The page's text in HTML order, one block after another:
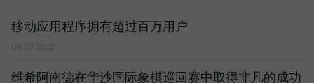
移动应用程序拥有超过百万用户
08.07.2022
维希阿南德在华沙国际象棋巡回赛中取得非凡的成功